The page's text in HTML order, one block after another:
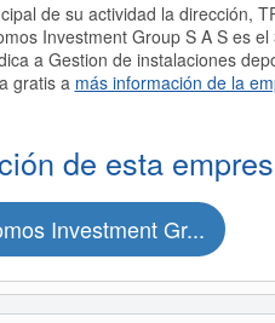
de su actividad la dirección,
Investment Group S A S es
a Gestion de instalaciones
gratis a más información de la
de esta
Investment Gr...